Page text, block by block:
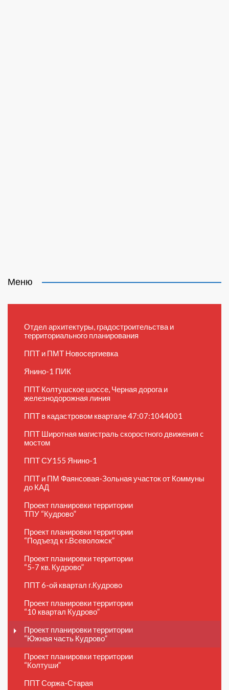
Меню
Отдел архитектуры, градостроительства и
территориального планирования
ППТ и ПМТ Новосергиевка
Янино-1 ПИК
ППТ Колтушское шоссе, Черная дорога и
железнодорожная линия
ППТ в кадастровом квартале 47:07:1044001
ППТ Широтная магистраль скоростного движения c
мостом
ППТ СУ155 Янино-1
ППТ и ПМ Фаянсовая-Зольная участок от Коммуны
до КАД
Проект планировки территории
ТПУ “Кудрово”
Проект планировки территории
“Подъезд к г.Всеволожск”
Проект планировки территории
“5-7 кв. Кудрово”
ППТ 6-ой квартал г.Кудрово
Проект планировки территории
“10 квартал Кудрово”
Проект планировки территории
“Южная часть Кудрово”
Проект планировки территории
“Колтуши”
ППТ Соржа-Старая